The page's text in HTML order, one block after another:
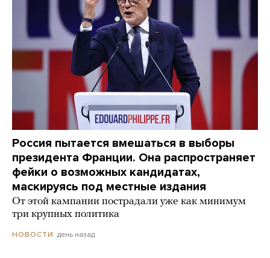
Россия пытается вмешаться в выборы
президента Франции. Она распространяет
фейки о возможных кандидатах,
маскируясь под местные издания
От этой кампании пострадали уже как минимум
три крупных политика
НОВОСТИ день назад